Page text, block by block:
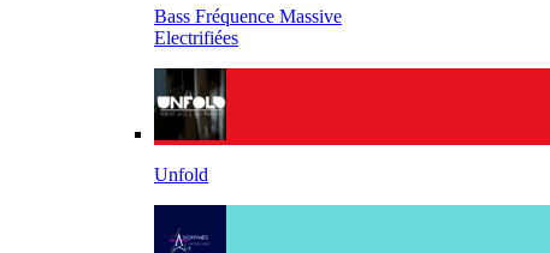
Bass Fréquence Massive
Electrifiées
Unfold